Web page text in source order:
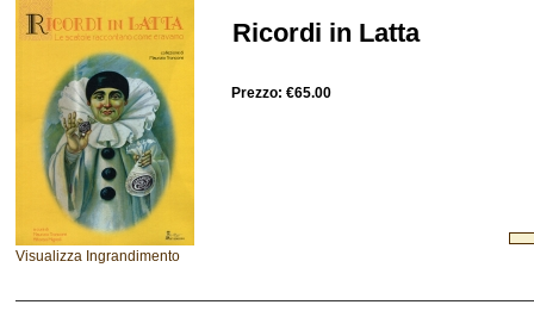
Visualizza Ingrandimento
Ricordi in Latta
Prezzo: €65.00